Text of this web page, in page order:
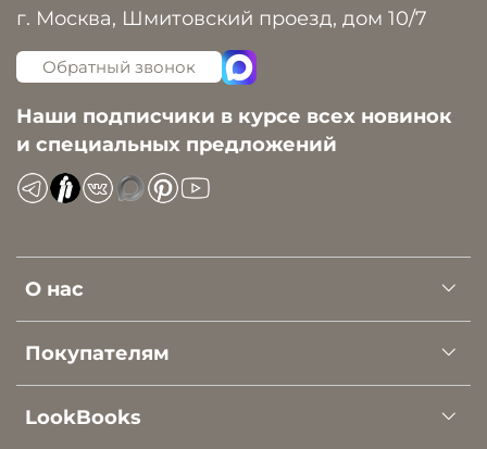
О нас
Покупателям
LookBooks
г. Москва, Шмитовский проезд, дом 10/7
Обратный звонок
Наши подписчики в курсе всех новинок
и специальных предложений